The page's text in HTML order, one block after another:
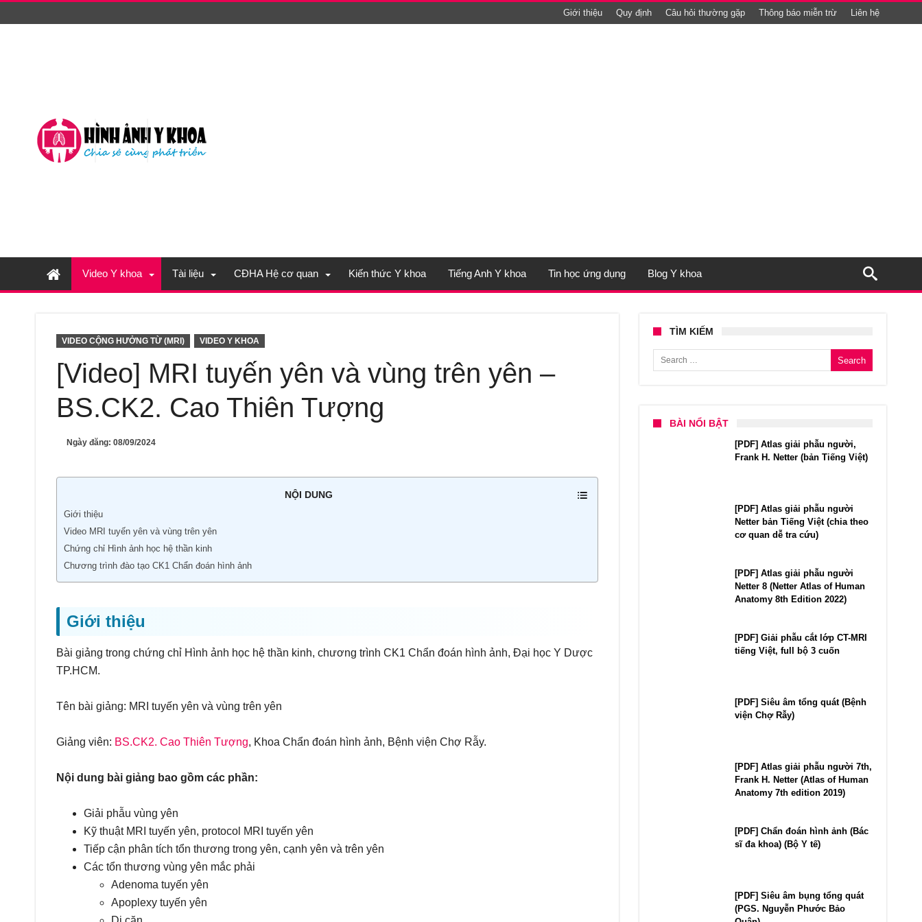
Giới thiệu Quy định Câu hỏi thường gặp Thông báo miễn trừ Liên hệ
Video Y khoa Tài liệu CĐHA Hệ cơ quan Kiến thức Y khoa Tiếng Anh Y khoa Tin học ứng dụng Blog Y khoa
VIDEO CỘNG HƯỞNG TỪ (MRI) VIDEO Y KHOA
[Video] MRI tuyến yên và vùng trên yên –
BS.CK2. Cao Thiên Tượng
Ngày đăng: 08/09/2024
NỘI DUNG
Giới thiệu
Video MRI tuyến yên và vùng trên yên
Chứng chỉ Hình ảnh học hệ thần kinh
Chương trình đào tạo CK1 Chẩn đoán hình ảnh
Giới thiệu
Bài giảng trong chứng chỉ Hình ảnh học hệ thần kinh, chương trình CK1 Chẩn đoán hình ảnh, Đại học Y Dược
TP.HCM.
Tên bài giảng: MRI tuyến yên và vùng trên yên
Giảng viên: BS.CK2. Cao Thiên Tượng, Khoa Chẩn đoán hình ảnh, Bệnh viện Chợ Rẫy.
Nội dung bài giảng bao gồm các phần:
Giải phẫu vùng yên
Kỹ thuật MRI tuyến yên, protocol MRI tuyến yên
Tiếp cận phân tích tổn thương trong yên, cạnh yên và trên yên
Các tổn thương vùng yên mắc phải
Adenoma tuyến yên
Apoplexy tuyến yên
TÌM KIẾM
Search for:
BÀI NỔI BẬT
[PDF] Atlas giải phẫu người,
Frank H. Netter (bản Tiếng Việt)
[PDF] Atlas giải phẫu người
Netter bản Tiếng Việt (chia theo
cơ quan dễ tra cứu)
[PDF] Atlas giải phẫu người
Netter 8 (Netter Atlas of Human
Anatomy 8th Edition 2022)
[PDF] Giải phẫu cắt lớp CT-MRI
tiếng Việt, full bộ 3 cuốn
[PDF] Siêu âm tổng quát (Bệnh
viện Chợ Rẫy)
[PDF] Atlas giải phẫu người 7th,
Frank H. Netter (Atlas of Human
Anatomy 7th edition 2019)
[PDF] Chẩn đoán hình ảnh (Bác
sĩ đa khoa) (Bộ Y tế)
[PDF] Siêu âm bụng tổng quát
(PGS. Nguyễn Phước Bảo